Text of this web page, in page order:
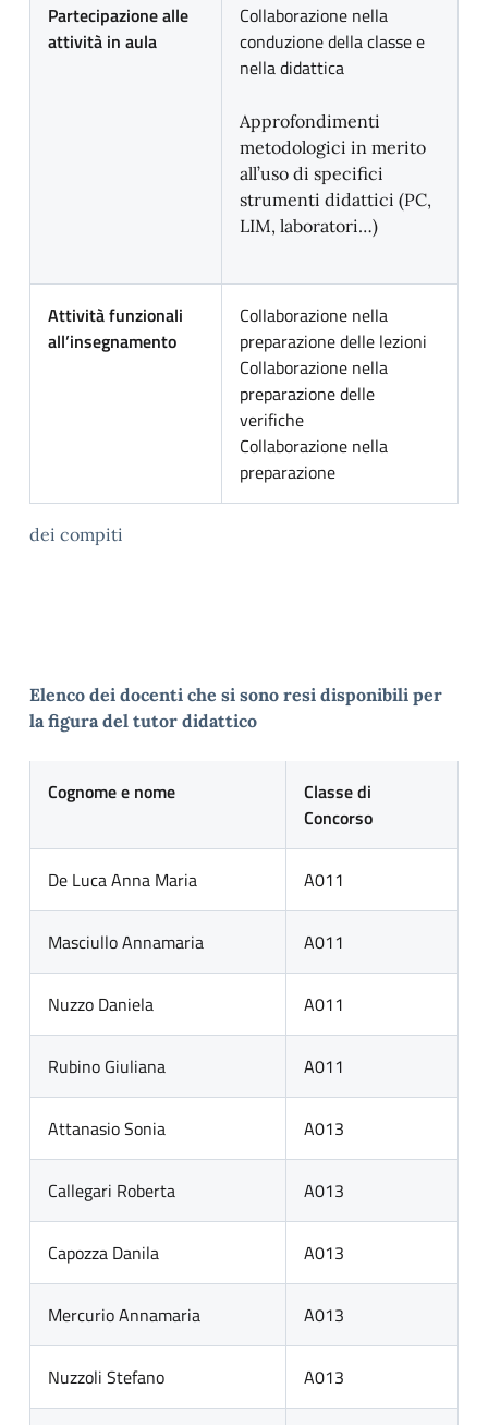
Partecipazione alle
attività in aula
Collaborazione nella
conduzione della classe e
nella didattica
Approfondimenti
metodologici in merito
all’uso di specifici
strumenti didattici (PC,
LIM, laboratori…)
Attività funzionali
all’insegnamento
Collaborazione nella
preparazione delle lezioni
Collaborazione nella
preparazione delle
verifiche
Collaborazione nella
preparazione
dei compiti
Elenco dei docenti che si sono resi disponibili per
la figura del tutor didattico
Cognome e nome
Classe di
Concorso
De Luca Anna Maria A011
Masciullo Annamaria A011
Nuzzo Daniela A011
Rubino Giuliana A011
Attanasio Sonia A013
Callegari Roberta A013
Capozza Danila A013
Mercurio Annamaria A013
Nuzzoli Stefano A013